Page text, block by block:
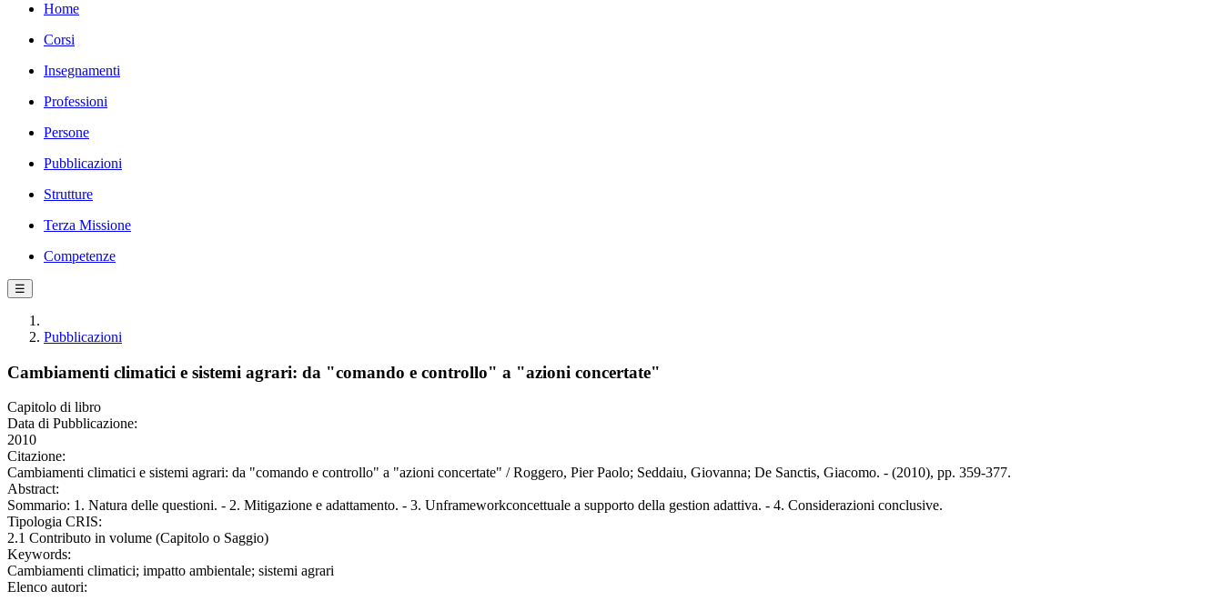
Home
Corsi
Insegnamenti
Professioni
Persone
Pubblicazioni
Strutture
Terza Missione
Competenze
☰
Pubblicazioni
Cambiamenti climatici e sistemi agrari: da "comando e controllo" a "azioni concertate"
Capitolo di libro
Data di Pubblicazione:
2010
Citazione:
Cambiamenti climatici e sistemi agrari: da "comando e controllo" a "azioni concertate" / Roggero, Pier Paolo; Seddaiu, Giovanna; De Sanctis, Giacomo. - (2010), pp. 359-377.
Abstract:
Sommario: 1. Natura delle questioni. - 2. Mitigazione e adattamento. - 3. Unframeworkconcettuale a supporto della gestion adattiva. - 4. Considerazioni conclusive.
Tipologia CRIS:
2.1 Contributo in volume (Capitolo o Saggio)
Keywords:
Cambiamenti climatici; impatto ambientale; sistemi agrari
Elenco autori: